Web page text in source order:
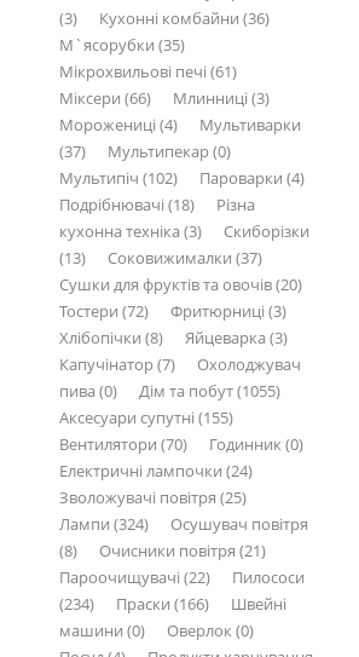
(3)
Кухонні комбайни (36)
М`ясорубки (35)
Мікрохвильові печі (61)
Міксери (66)
Млинниці (3)
Морожениці (4)
Мультиварки
(37)
Мультипекар (0)
Мультипіч (102)
Пароварки (4)
Подрібнювачі (18)
Різна
кухонна техніка (3)
Скиборізки
(13)
Соковижималки (37)
Сушки для фруктів та овочів (20)
Тостери (72)
Фритюрниці (3)
Хлібопічки (8)
Яйцеварка (3)
Капучінатор (7)
Охолоджувач
пива (0)
Дім та побут (1055)
Аксесуари супутні (155)
Вентилятори (70)
Годинник (0)
Електричні лампочки (24)
Зволожувачі повітря (25)
Лампи (324)
Осушувач повітря
(8)
Очисники повітря (21)
Пароочищувачі (22)
Пилососи
(234)
Праски (166)
Швейні
машини (0)
Оверлок (0)